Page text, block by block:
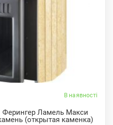
В наявності
Ферингер Ламель Макси
(открытая каменка)